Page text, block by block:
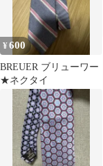
¥600
BREUER ブリューワー
★ネクタイ